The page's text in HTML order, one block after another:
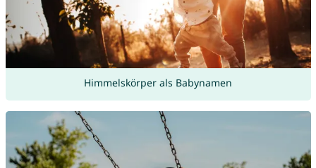
Himmelskörper als Babynamen